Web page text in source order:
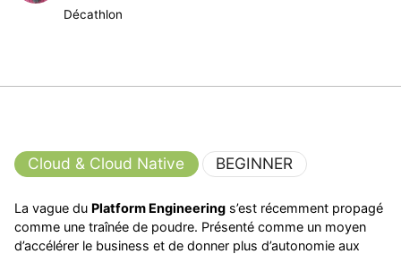
Décathlon
Cloud & Cloud Native BEGINNER
La vague du Platform Engineering s’est récemment propagé
comme une traînée de poudre. Présenté comme un moyen
d’accélérer le business et de donner plus d’autonomie aux